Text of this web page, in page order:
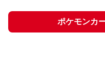
ポケモンカ